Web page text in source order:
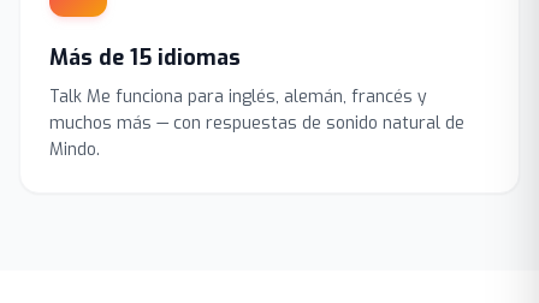
Más de 15 idiomas
Talk Me funciona para inglés, alemán, francés y
muchos más — con respuestas de sonido natural de
Mindo.